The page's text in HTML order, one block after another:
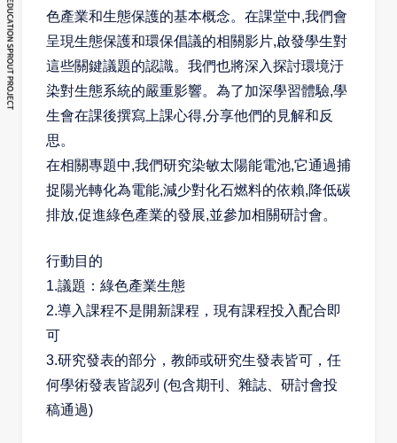
色產業和生態保護的基本概念。在課堂中,我們會
呈現生態保護和環保倡議的相關影片,啟發學生對
這些關鍵議題的認識。我們也將深入探討環境汙
染對生態系統的嚴重影響。為了加深學習體驗,學
生會在課後撰寫上課心得,分享他們的見解和反
思。
在相關專題中,我們研究染敏太陽能電池,它通過捕
捉陽光轉化為電能,減少對化石燃料的依賴,降低碳
排放,促進綠色產業的發展,並參加相關研討會。
行動目的
1.議題：綠色產業生態
2.導入課程不是開新課程，現有課程投入配合即
可
3.研究發表的部分，教師或研究生發表皆可，任
何學術發表皆認列 (包含期刊、雜誌、研討會投
稿通過)